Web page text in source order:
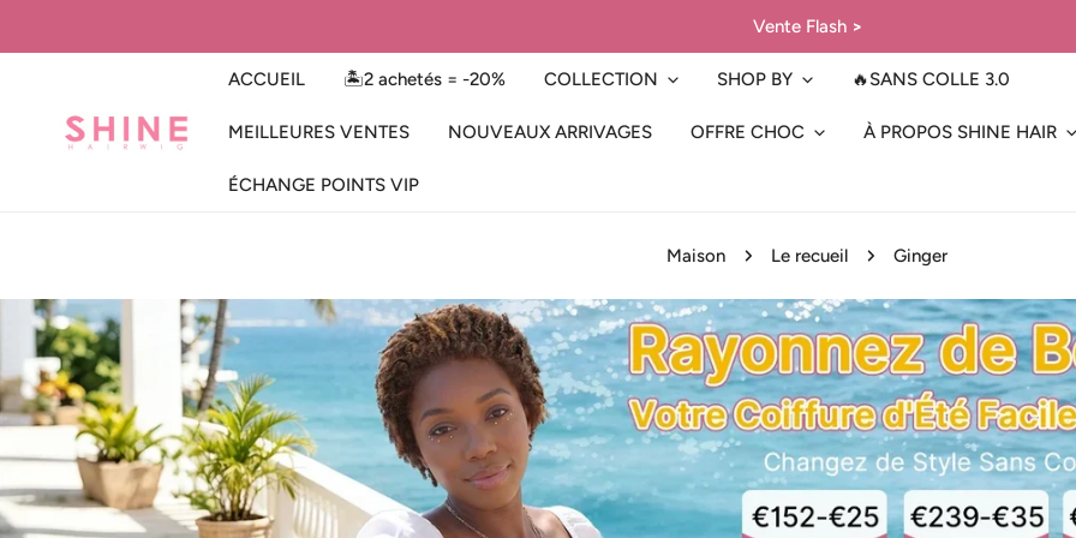
Vente Flash>
ACCUEIL
🏝️2 achetés = -20% COLLECTION SHOP BY 🔥SANS COLLE 3.0
MEILLEURES VENTES NOUVEAUX ARRIVAGES OFFRE CHOC À PROPOS SHINE HAIR
ÉCHANGE POINTS VIP
Maison Le recueil Ginger